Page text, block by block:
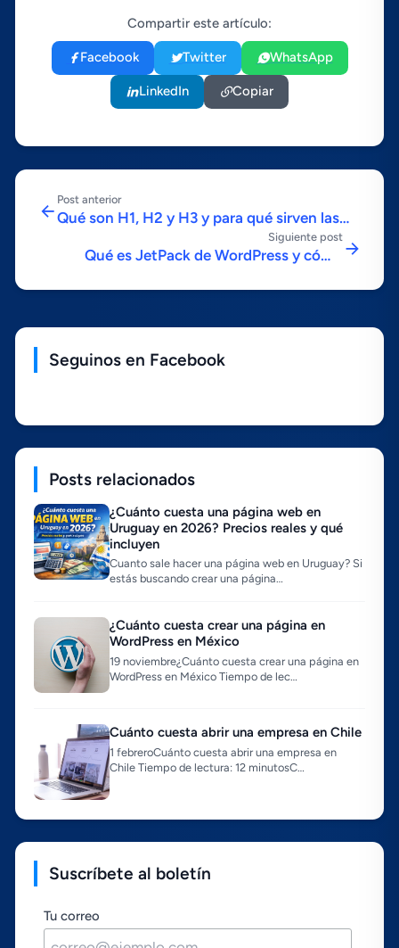
Compartir este artículo:
Facebook Twitter WhatsApp
LinkedIn Copiar
Post anterior
Qué son H1, H2 y H3 y para qué sirven las
Siguiente post
Qué es JetPack de WordPress y cómo
Seguinos en Facebook
Posts relacionados
¿Cuánto cuesta una página web en
Uruguay en 2026? Precios reales y qué
incluyen
Cuanto sale hacer una página web en Uruguay? Si
estás buscando crear una página…
¿Cuánto cuesta crear una página en
WordPress en México
19 noviembre¿Cuánto cuesta crear una página en
WordPress en México Tiempo de lec…
Cuánto cuesta abrir una empresa en Chile
1 febreroCuánto cuesta abrir una empresa en
Chile Tiempo de lectura: 12 minutosC…
Suscríbete al boletín
Tu correo